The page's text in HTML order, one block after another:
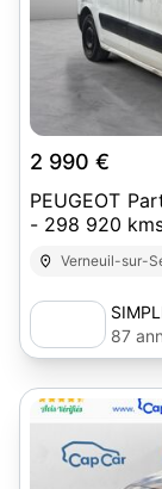
2 990 €
PEUGEOT
- 298 920
Verneuil-sur-
87